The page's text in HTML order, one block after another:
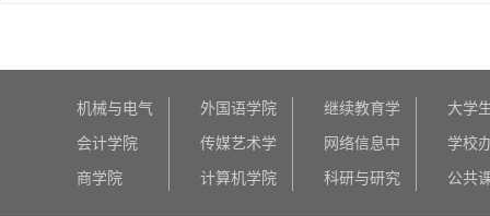
机械与电气
会计学院
商学院
外国语学院
传媒艺术学
计算机学院
继续教育学
网络信息中
科研与研究
大学
学校
公共